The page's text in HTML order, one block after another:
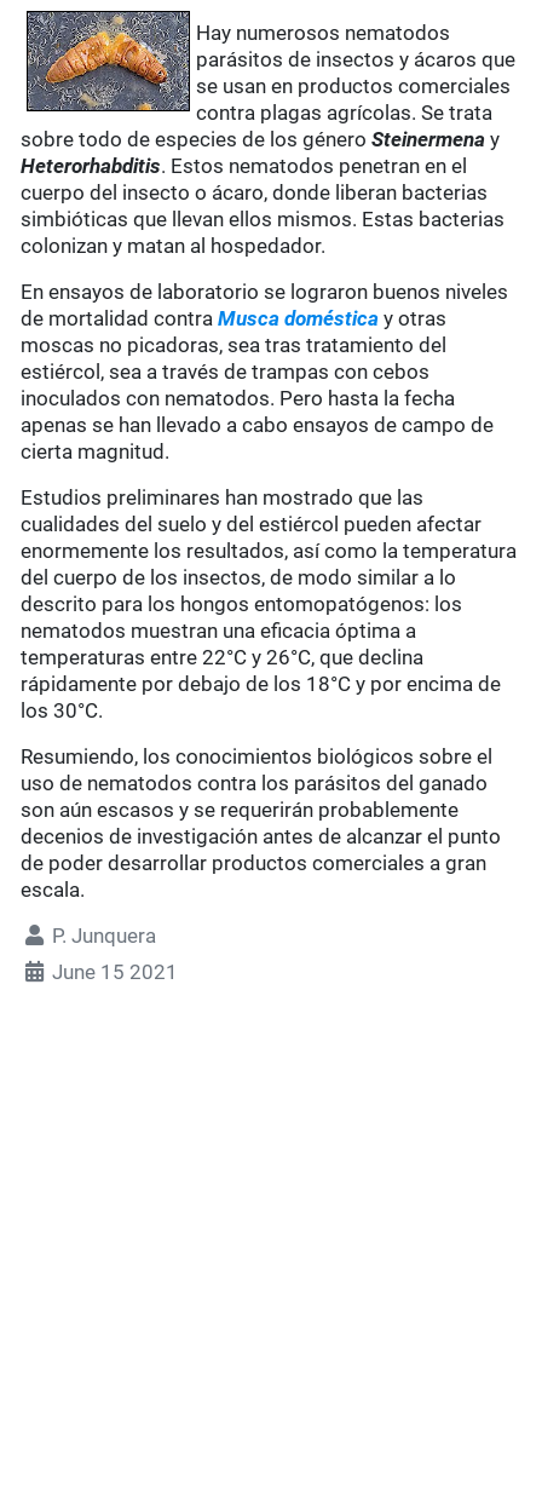
Hay numerosos nematodos
parásitos de insectos y ácaros que
se usan en productos comerciales
contra plagas agrícolas. Se trata
sobre todo de especies de los géneroSteinermenay
Heterorhabditis. Estos nematodos penetran en el
cuerpo del insecto o ácaro, donde liberan bacterias
simbióticas que llevan ellos mismos. Estas bacterias
colonizan y matan al hospedador.
En ensayos de laboratorio se lograron buenos niveles
de mortalidad contraMusca doméstica y otras
moscas no picadoras, sea tras tratamiento del
estiércol, sea a través de trampas con cebos
inoculados con nematodos. Pero hasta la fecha
apenas se han llevado a cabo ensayos de campo de
cierta magnitud.
Estudios preliminares han mostrado que las
cualidades del suelo y del estiércol pueden afectar
enormemente los resultados, así como la temperatura
del cuerpo de los insectos, de modo similar a lo
descrito para los hongos entomopatógenos: los
nematodos muestran una eficacia óptima a
temperaturas entre 22°C y 26°C, que declina
rápidamente por debajo de los 18°C y por encima de
los 30°C.
Resumiendo, los conocimientos biológicos sobre el
uso de nematodos contra los parásitos del ganado
son aún escasos y se requerirán probablemente
decenios de investigación antes de alcanzar el punto
de poder desarrollar productos comerciales a gran
escala.
P. Junquera
June 15 2021